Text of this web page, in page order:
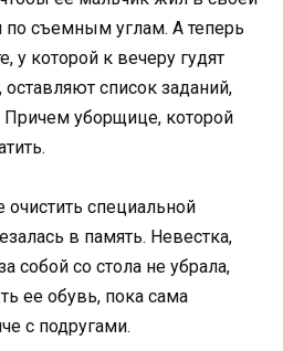
по съемным углам. А теперь
у которой к вечеру гудят
список заданий,
Причем уборщице, которой
специальной
в память. Невестка,
собой со стола не убрала,
ее обувь, пока сама
с подругами.